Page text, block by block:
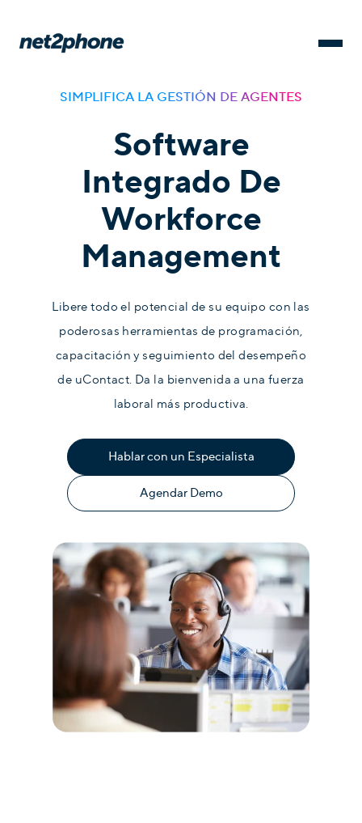
SIMPLIFICA LA GESTIÓN DE AGENTES
Software
Integrado De
Workforce
Management
Libere todo el potencial de su equipo con las
poderosas herramientas de programación,
capacitación y seguimiento del desempeño
de uContact. Da la bienvenida a una fuerza
laboral más productiva.
Hablar con un Especialista
Agendar Demo